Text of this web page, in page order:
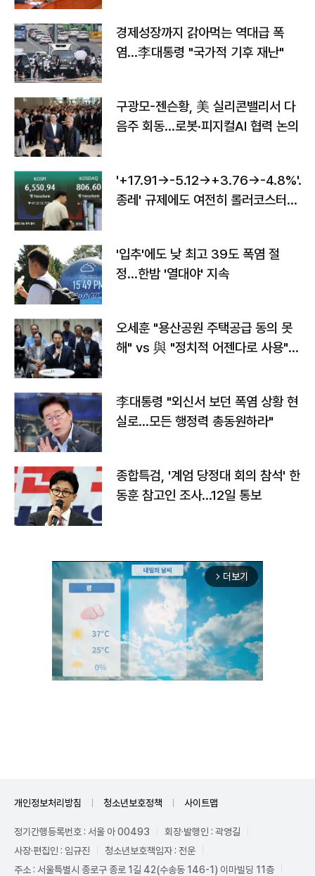
경제성장까지 갉아먹는 역대급 폭
염…李대통령 "국가적 기후 재난"
구광모-젠슨황, 美 실리콘밸리서 다
음주 회동…로봇·피지컬AI 협력 논의
'+17.91→-5.12→+3.76→-4.8%'…'
종레' 규제에도 여전히 롤러코스터
'입추'에도 낮 최고 39도 폭염 절
정…한밤 '열대야' 지속
오세훈 "용산공원 주택공급 동의 못
해" vs 與 "정치적 어젠다로 사용"
李대통령 "외신서 보던 폭염 상황 현
실로…모든 행정력 총동원하라"
종합특검, '계엄 당정대 회의 참석' 한
동훈 참고인 조사...12일 통보
arrow_forward_ios 더보기
개인정보처리방침 청소년보호정책 사이트맵
정기간행등록번호 : 서울 아 00493
회장·발행인 : 곽영길
사장·편집인 : 임규진
청소년보호책임자 : 전운
주소 : 서울특별시 종로구 종로 1길 42(수송동 146-1) 이마빌딩 11층